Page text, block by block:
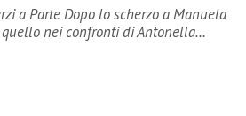
a Parte Dopo lo scherzo a Manuela
quello nei confronti di Antonella…